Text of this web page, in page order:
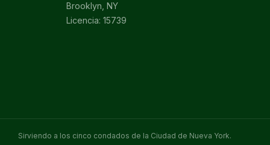
Brooklyn, NY
Licencia: 15739
Sirviendo a los cinco condados de la Ciudad de Nueva York.